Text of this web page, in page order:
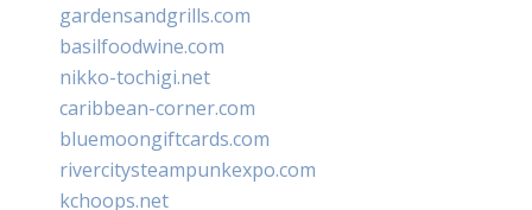
gardensandgrills.com
basilfoodwine.com
nikko-tochigi.net
caribbean-corner.com
bluemoongiftcards.com
rivercitysteampunkexpo.com
kchoops.net